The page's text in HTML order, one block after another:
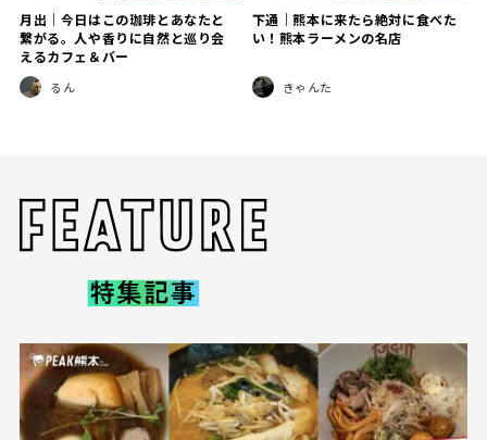
月出｜今日はこの珈琲とあなたと
繋がる。人や香りに自然と巡り会
えるカフェ＆バー
るん
下通｜熊本に来たら絶対に食べた
い！熊本ラーメンの名店
きゃんた